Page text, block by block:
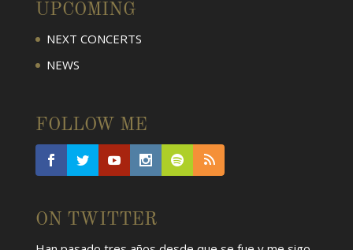
UPCOMING
NEXT CONCERTS
NEWS
FOLLOW ME
ON TWITTER